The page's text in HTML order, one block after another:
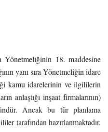
Yönetmeliğinin 18. maddesine
yanı sıra Yönetmeliğin idare
kamu idarelerinin ve ilgililerin
anlaştığı inşaat firmalarının)
Ancak bu tür planlama
tarafından hazırlanmaktadır.